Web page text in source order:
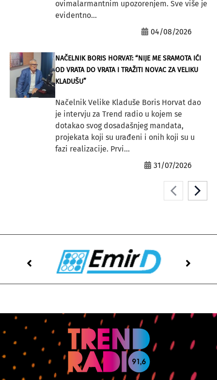
ovimalarmantnim upozorenjem. Sve više je
evidentno...
04/08/2026
NAČELNIK BORIS HORVAT: “NIJE ME SRAMOTA IĆI
OD VRATA DO VRATA I TRAŽITI NOVAC ZA VELIKU
KLADUŠU”
Načelnik Velike Kladuše Boris Horvat dao
je intervju za Trend radio u kojem se
dotakao svog dosadašnjeg mandata,
projekata koji su urađeni i onih koji su u
fazi realizacije. Prvi...
31/07/2026